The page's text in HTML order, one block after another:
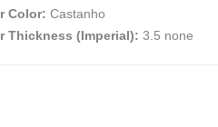
Color: Castanho
Thickness (Imperial): 3.5 none